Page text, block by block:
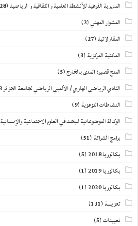
المديرية الفرعية للأنشطة العلمية و الثقافية و الرياضية (28)
المشوار المهني(2)
المقاولاتية (27)
المكتبة المركزية (3)
المنح قصيرة المدى بالخارج(5)
النادي الرياضي الهاوي / الألمبي الرياضي لجامعة الجزائر 3
النشاطات التوعوية (9)
الوكالة الموضوعاتية للبحث في العلوم الاجتماعية والإنسانية
برامج الشراكة (51)
بكالوريا 2018
(5)
بكالوريا 2019
(1)
بكالوريا 2020
(1)
تعزيــــة (131)
تعيينات(5)